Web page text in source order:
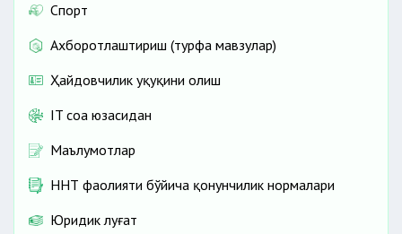
Спорт
Ахборотлаштириш (турфа мавзулар)
Ҳайдовчилик ҳуқуқини олиш
IT соҳа юзасидан
Маълумотлар
ННТ фаолияти бўйича қонунчилик нормалари
Юридик луғат